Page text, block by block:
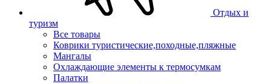
Отдых и
туризм
Все товары
Коврики туристические,походные,пляжные
Мангалы
Охлаждающие элементы к термосумкам
Палатки